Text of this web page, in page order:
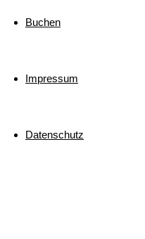
Buchen
Impressum
Datenschutz